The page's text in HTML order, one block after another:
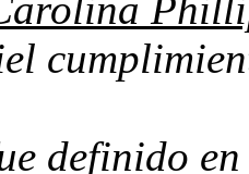
definido